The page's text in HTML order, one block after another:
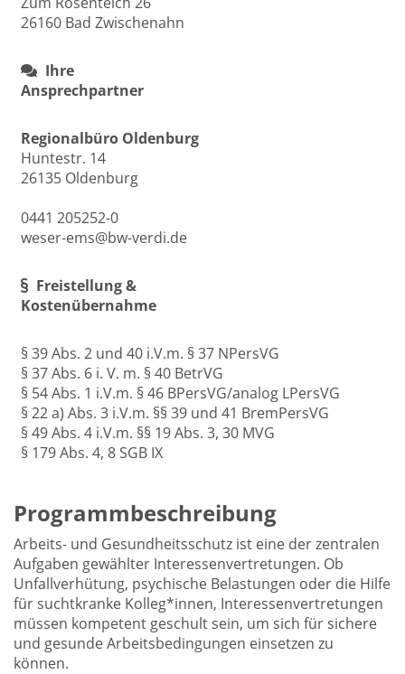
26160 Bad Zwischenahn
Ihre
Ansprechpartner
Regionalbüro Oldenburg
Huntestr. 14
26135 Oldenburg
0441 205252-0
weser-ems@bw-verdi.de
Freistellung &
Kostenübernahme
§ 39 Abs. 2 und 40 i.V.m. § 37 NPersVG
§ 37 Abs. 6 i. V. m. § 40 BetrVG
§ 54 Abs. 1 i.V.m. § 46 BPersVG/analog LPersVG
§ 22 a) Abs. 3 i.V.m. §§ 39 und 41 BremPersVG
§ 49 Abs. 4 i.V.m. §§ 19 Abs. 3, 30 MVG
§ 179 Abs. 4, 8 SGB IX
Programmbeschreibung
Arbeits- und Gesundheitsschutz ist eine der zentralen
Aufgaben gewählter Interessenvertretungen. Ob
Unfallverhütung, psychische Belastungen oder die Hilfe
für suchtkranke Kolleg*innen, Interessenvertretungen
müssen kompetent geschult sein, um sich für sichere
und gesunde Arbeitsbedingungen einsetzen zu
können.